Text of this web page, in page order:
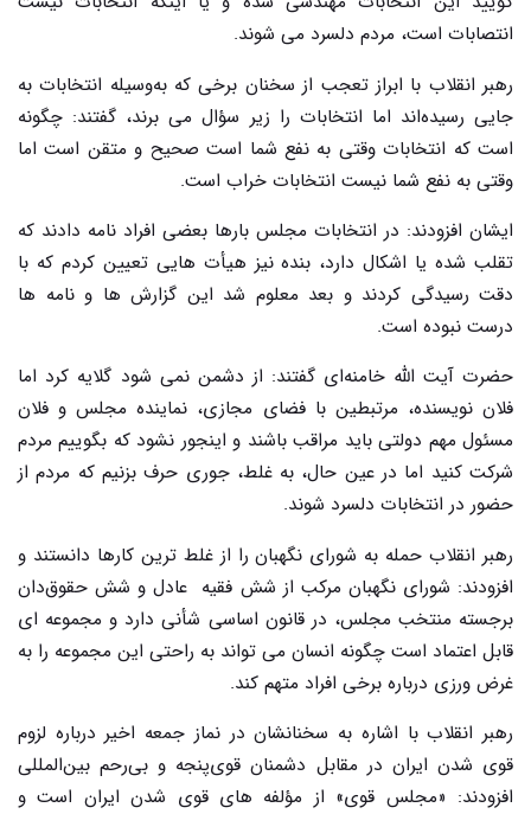
انتصابات است، مردم دلسرد می شوند.
رهبر انقلاب با ابراز تعجب از سخنان برخی که به‌وسیله انتخابات به
جایی رسیده‌اند اما انتخابات را زیر سؤال می برند، گفتند: چگونه
است که انتخابات وقتی به نفع شما است صحیح و متقن است اما
وقتی به نفع شما نیست انتخابات خراب است.
ایشان افزودند: در انتخابات مجلس بارها بعضی افراد نامه دادند که
تقلب شده یا اشکال دارد، بنده نیز هیأت هایی تعیین کردم که با
دقت رسیدگی کردند و بعد معلوم شد این گزارش ها و نامه ها
درست نبوده است.
حضرت آیت الله خامنه‌ای گفتند: از دشمن نمی شود گلایه کرد اما
فلان نویسنده، مرتبطین با فضای مجازی، نماینده مجلس و فلان
مسئول مهم دولتی باید مراقب باشند و اینجور نشود که بگوییم مردم
شرکت کنید اما در عین حال، به غلط، جوری حرف بزنیم که مردم از
حضور در انتخابات دلسرد شوند.
رهبر انقلاب حمله به شورای نگهبان را از غلط ترین کارها دانستند و
افزودند: شورای نگهبان مرکب از شش فقیه عادل و شش حقوق‌دان
برجسته منتخب مجلس، در قانون اساسی شأنی دارد و مجموعه ای
قابل اعتماد است چگونه انسان می تواند به راحتی این مجموعه را به
غرض ورزی درباره برخی افراد متهم کند.
رهبر انقلاب با اشاره به سخنانشان در نماز جمعه اخیر درباره لزوم
قوی شدن ایران در مقابل دشمنان قوی‌پنجه و بی‌رحم بین‌المللی
افزودند: «مجلس قوی» از مؤلفه های قوی شدن ایران است و